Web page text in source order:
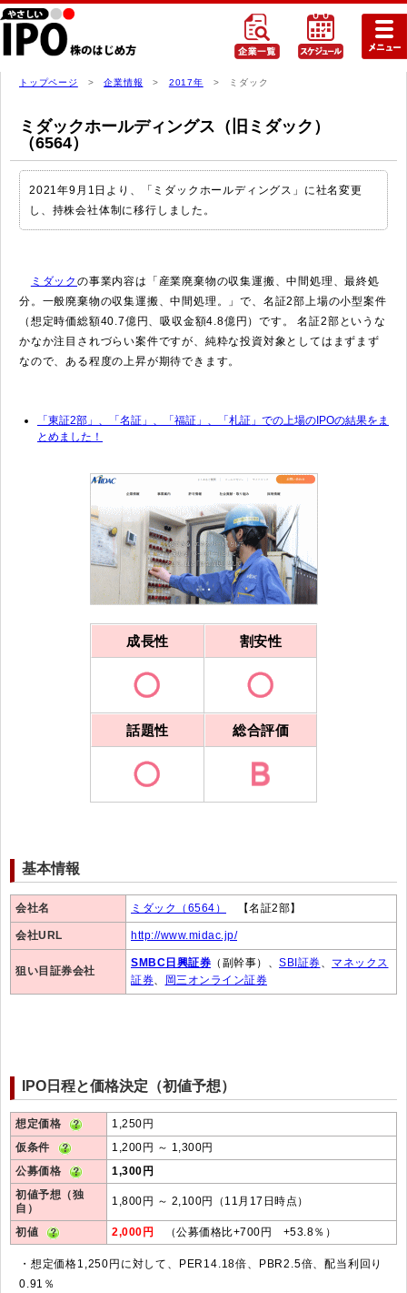
トップページ >企業情報 > 2017年 > ミダック
ミダックホールディングス（旧ミダック）
（6564）
2021年9月1日より、「ミダックホールディングス」に社名変更
し、持株会社体制に移行しました。
ミダックの事業内容は「産業廃棄物の収集運搬、中間処理、最終処
分。一般廃棄物の収集運搬、中間処理。」で、名証2部上場の小型案件
（想定時価総額40.7億円、吸収金額4.8億円）です。 名証2部というな
かなか注目されづらい案件ですが、純粋な投資対象としてはまずまず
なので、ある程度の上昇が期待できます。
「東証2部」、「名証」、「福証」、「札証」での上場のIPOの結果をま
とめました！
成長性 割安性
話題性 総合評価
基本情報
会社名 ミダック（6564） 【名証2部】
会社URL http://www.midac.jp/
狙い目証券会社
SMBC日興証券 （副幹事）、 SBI証券、 マネックス
証券、 岡三オンライン証券
IPO日程と価格決定（初値予想）
想定価格
1,250円
仮条件
1,200円 ～ 1,300円
公募価格
1,300円
初値予想（独
自）
1,800円 ～ 2,100円（11月17日時点）
初値 2,000円 （公募価格比+700円 +53.8％）
・想定価格1,250円に対して、PER14.18倍、PBR2.5倍、配当利回り
0.91％